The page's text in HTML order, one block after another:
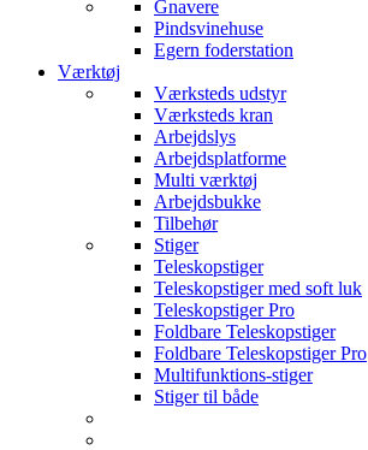
Gnavere
Pindsvinehuse
Egern foderstation
Værktøj
Værksteds udstyr
Værksteds kran
Arbejdslys
Arbejdsplatforme
Multi værktøj
Arbejdsbukke
Tilbehør
Stiger
Teleskopstiger
Teleskopstiger med soft luk
Teleskopstiger Pro
Foldbare Teleskopstiger
Foldbare Teleskopstiger Pro
Multifunktions-stiger
Stiger til både